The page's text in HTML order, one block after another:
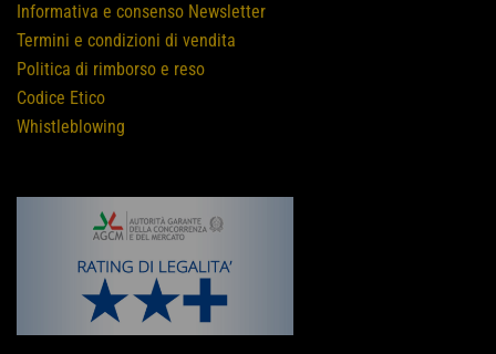
Informativa e consenso Newsletter
Termini e condizioni di vendita
Politica di rimborso e reso
Codice Etico
Whistleblowing